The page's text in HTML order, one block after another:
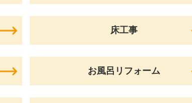
床工事
お風呂リフォーム